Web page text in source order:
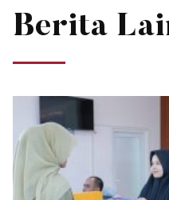
Berita